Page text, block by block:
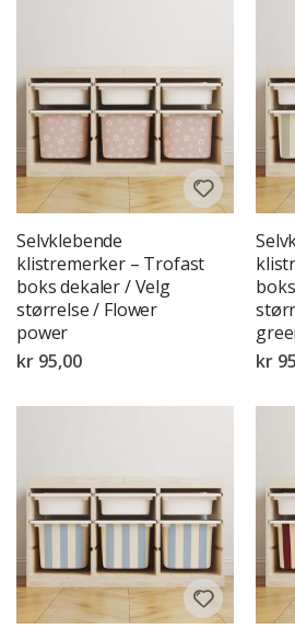
Selvklebende
klistremerker – Trofast
boks dekaler / Velg
størrelse / Flower
power
kr 95,00
kr